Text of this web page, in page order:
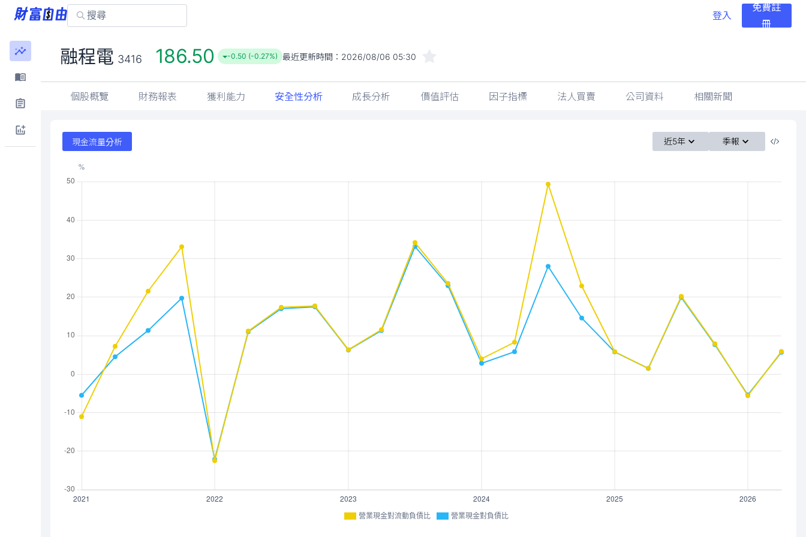
登入
免費註
冊
融程電 3416 186.50 -0.50 (-0.27%) 最近更新時間： 2026/08/06 05:30
個股概覽 財務報表 獲利能力 安全性分析 成長分析 價值評估 因子指標 法人買賣 公司資料 相關新聞
現金流量分析 近5年 季報
營業現金對流動負債比 營業現金對負債比